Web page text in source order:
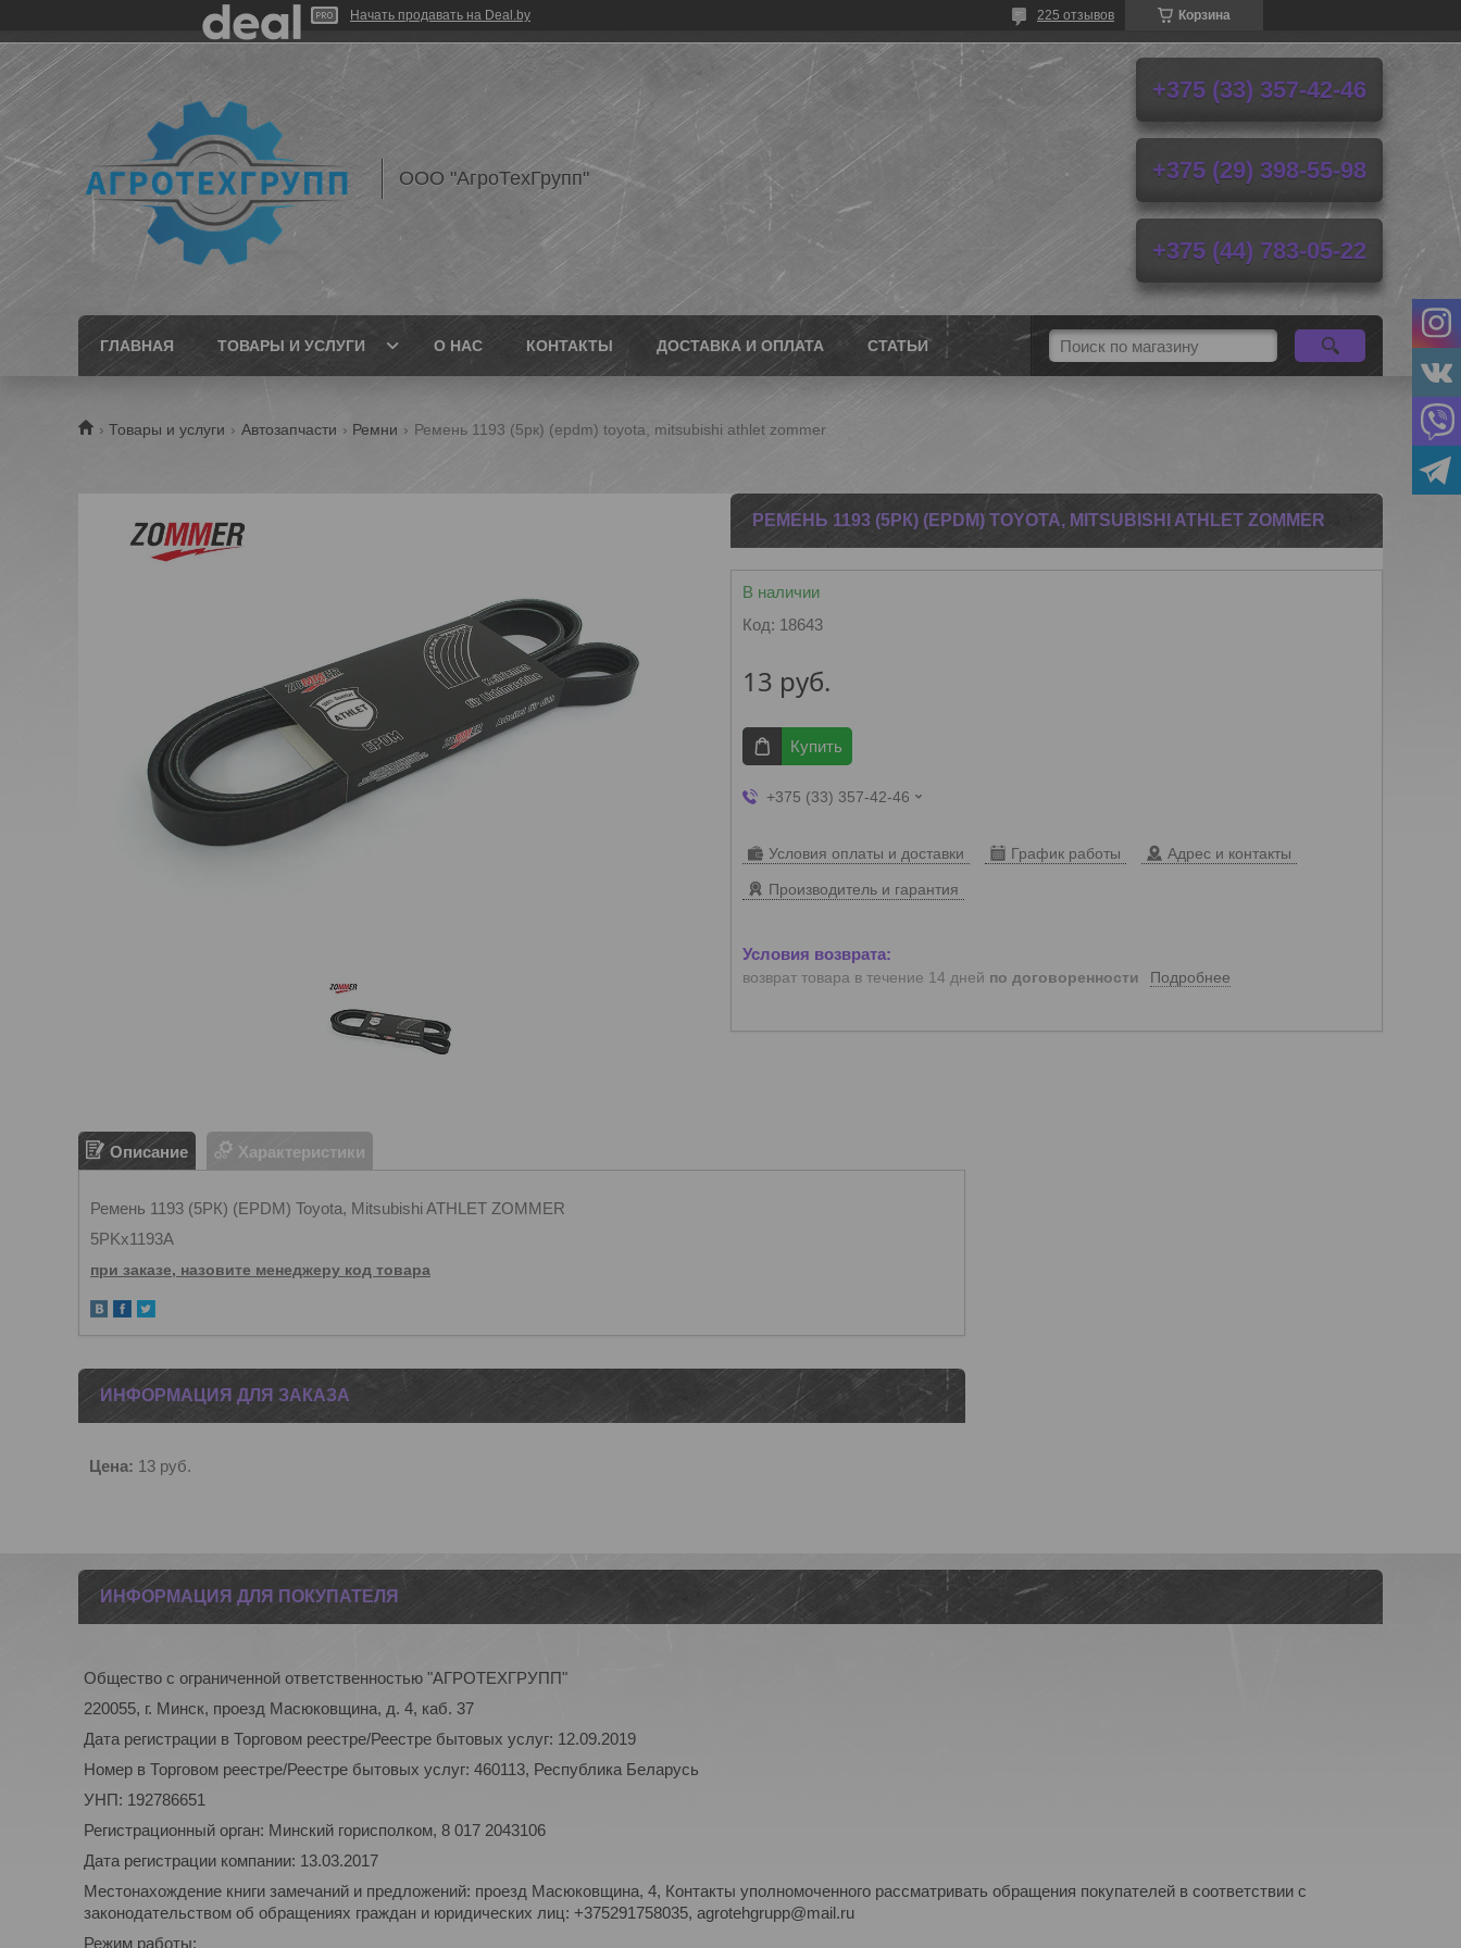
Начать продавать на Deal.by Корзина
225 отзывов
ООО "АгроТехГрупп"
+375 (33) 357-42-46
+375 (29) 398-55-98
+375 (44) 783-05-22
ГЛАВНАЯ ТОВАРЫ И УСЛУГИ О НАС КОНТАКТЫ ДОСТАВКА И ОПЛАТА СТАТЬИ
Товары и услуги Автозапчасти Ремни Ремень 1193 (5рк) (epdm) toyota, mitsubishi athlet zommer
РЕМЕНЬ 1193 (5РК) (EPDM) TOYOTA, MITSUBISHI ATHLET ZOMMER
В наличии
Код: 18643
13 руб.
Купить
+375 (33) 357-42-46
Условия оплаты и доставки График работы Адрес и контакты
Производитель и гарантия
возврат товара в течение 14 дней по договоренности Подробнее
Описание Характеристики
Ремень 1193 (5РК) (EPDM) Toyota, Mitsubishi ATHLET ZOMMER
5PKx1193A
при заказе, назовите менеджеру код товара
ИНФОРМАЦИЯ ДЛЯ ЗАКАЗА
Цена: 13 руб.
ИНФОРМАЦИЯ ДЛЯ ПОКУПАТЕЛЯ
Общество с ограниченной ответственностью "АГРОТЕХГРУПП"
220055, г. Минск, проезд Масюковщина, д. 4, каб. 37
Дата регистрации в Торговом реестре/Реестре бытовых услуг: 12.09.2019
Номер в Торговом реестре/Реестре бытовых услуг: 460113, Республика Беларусь
УНП: 192786651
Регистрационный орган: Минский горисполком, 8 017 2043106
Дата регистрации компании: 13.03.2017
Местонахождение книги замечаний и предложений: проезд Масюковщина, 4, Контакты уполномоченного рассматривать обращения покупателей в соответствии с
законодательством об обращениях граждан и юридических лиц: +375291758035, agrotehgrupp@mail.ru
Режим работы: